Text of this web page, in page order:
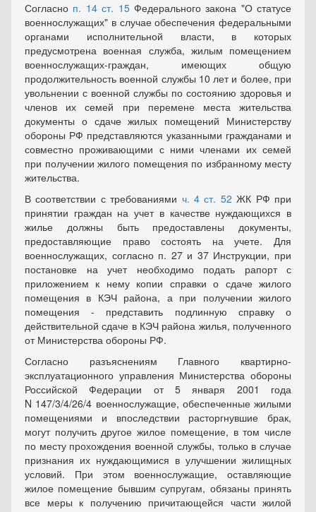
Согласно п. 14 ст. 15Федерального закона "О статусе
военнослужащих" в случае обеспечения федеральными
органами исполнительной власти, в которых
предусмотрена военная служба, жилым помещением
военнослужащих-граждан, имеющих общую
продолжительность военной службы 10 лет и более, при
увольнении с военной службы по состоянию здоровья и
членов их семей при перемене места жительства
документы о сдаче жилых помещений Министерству
обороны РФ представляются указанными гражданами и
совместно проживающими с ними членами их семей
при получении жилого помещения по избранному месту
жительства.
В соответствии с требованиями ч. 4 ст. 52 ЖК РФ при
принятии граждан на учет в качестве нуждающихся в
жилье должны быть предоставлены документы,
предоставляющие право состоять на учете. Для
военнослужащих, согласно п. 27 и 37 Инструкции, при
постановке на учет необходимо подать рапорт с
приложением к нему копии справки о сдаче жилого
помещения в КЭЧ района, а при получении жилого
помещения - представить подлинную справку о
действительной сдаче в КЭЧ района жилья, полученного
от Министерства обороны РФ.
Согласно разъяснениям Главного квартирно-
эксплуатационного управления Министерства обороны
Российской Федерации от 5 января 2001 года
N 147/3/4/26/4 военнослужащие, обеспеченные жилыми
помещениями и впоследствии расторгнувшие брак,
могут получить другое жилое помещение, в том числе
по месту прохождения военной службы, только в случае
признания их нуждающимися в улучшении жилищных
условий. При этом военнослужащие, оставляющие
жилое помещение бывшим супругам, обязаны принять
все меры к получению причитающейся части жилой